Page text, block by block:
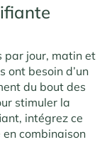
par jour, matin et
ont besoin d’un
du bout des
stimuler la
intégrez ce
combinaison